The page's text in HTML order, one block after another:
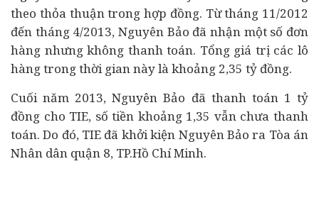
theo thỏa thuận trong hợp đồng. Từ tháng 11/2012
đến tháng 4/2013, Nguyên Bảo đã nhận một số đơn
hàng nhưng không thanh toán. Tổng giá trị các lô
hàng trong thời gian này là khoảng 2,35 tỷ đồng.
Cuối năm 2013, Nguyên Bảo đã thanh toán 1 tỷ
đồng cho TIE, số tiền khoảng 1,35 vẫn chưa thanh
toán. Do đó, TIE đã khởi kiện Nguyên Bảo ra Tòa án
Nhân dân quận 8, TP.Hồ Chí Minh.